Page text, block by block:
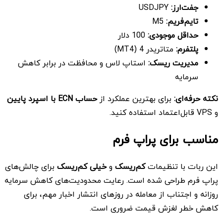
جفت‌ارز:
تایم‌فریم:
حداقل موجودی:
پلتفرم: متاتریدر 4 (MT4)
مدیریت ریسک: استاپ لاس و محافظت در برابر کاهش
سرمایه
نکته حرفه‌ای: برای بهترین عملکرد ازحساب
با اسپرد پایین
و VPS قابل‌اعتماد استفاده کنید.
مناسب برای پراپ فرم
این ربات با تنظیماتکم‌ریسک وخیلی کم‌ریسک برای چالش‌های
پراپ فرم طراحی شده است. رعایت محدودیت‌های کاهش سرمایه
روزانه و اجتناب از معامله در روزهای انتشار اخبار مهم، برای
کاهش خطر لغزش قیمت ضروری است.